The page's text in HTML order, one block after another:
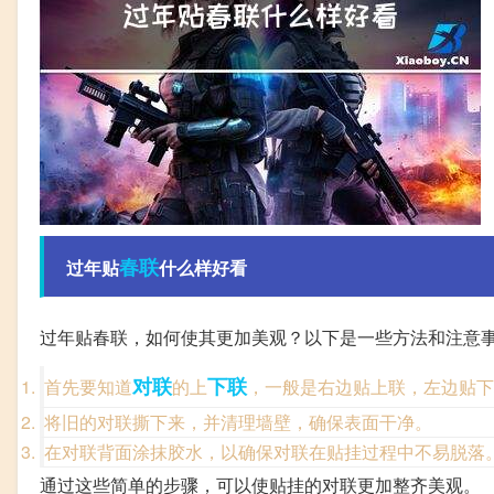
过年贴春联什么样好看
过年贴春联，如何使其更加美观？以下是一些方法和注意
首先要知道对联的上下联 ，一般是右边贴上联，左边贴下
将旧的对联撕下来，并清理墙壁，确保表面干净。
在对联背面涂抹胶水，以确保对联在贴挂过程中不易脱落。
通过这些简单的步骤，可以使贴挂的对联更加整齐美观。